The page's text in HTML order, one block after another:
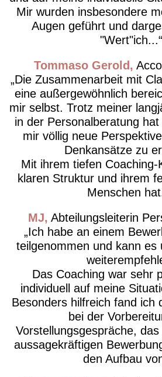
Mir wurden insbesondere
Augen geführt und
"Wert"ich...
Tommaso Gerold
Die Zusammenarbeit mit
eine außergewöhnlich
mir selbst. Trotz meiner
in der Personalberatung
mir völlig neue
Denkansätze zu
Mit ihrem tiefen Coaching-
klaren Struktur und ihrem
Menschen
MJ Abteilungsleiterin
Ich habe an einem
teilgenommen und kann es
Das Coaching war sehr
individuell auf meine
Besonders hilfreich fand ich
bei der
Vorstellungsgespräche,
aussagekräftigen
den Aufbau